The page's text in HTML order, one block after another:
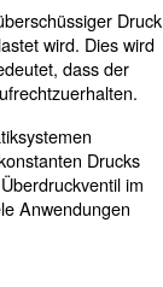
dass der
bleibt.
Kompressors
Ausrüstung